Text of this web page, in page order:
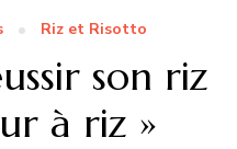
Riz et Risotto
son riz
à riz »